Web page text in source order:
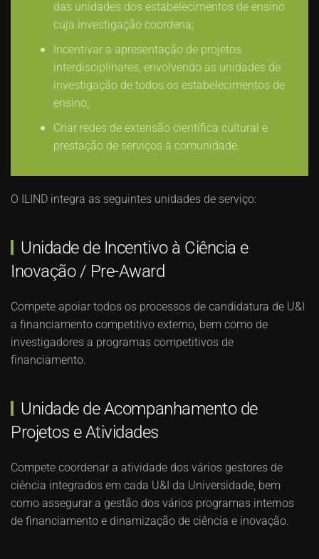
das unidades dos estabelecimentos de ensino
cuja investigação coordena;
Incentivar a apresentação de projetos
interdisciplinares, envolvendo as unidades de
investigação de todos os estabelecimentos de
ensino;
Criar redes de extensão científica cultural e
prestação de serviços à comunidade.
O ILIND integra as seguintes unidades de serviço:
Unidade de Incentivo à Ciência e
Inovação / Pre-Award
Compete apoiar todos os processos de candidatura de U&I
a financiamento competitivo externo, bem como de
investigadores a programas competitivos de
financiamento.
Unidade de Acompanhamento de
Projetos e Atividades
Compete coordenar a atividade dos vários gestores de
ciência integrados em cada U&I da Universidade, bem
como assegurar a gestão dos vários programas internos
de financiamento e dinamização de ciência e inovação.